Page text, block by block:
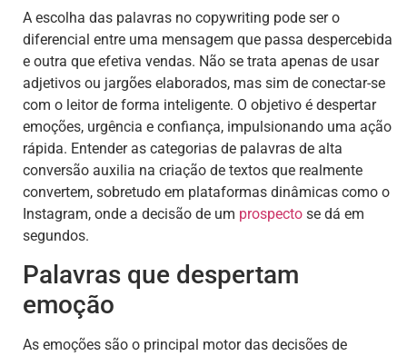
A escolha das palavras no copywriting pode ser o
diferencial entre uma mensagem que passa despercebida
e outra que efetiva vendas. Não se trata apenas de usar
adjetivos ou jargões elaborados, mas sim de conectar-se
com o leitor de forma inteligente. O objetivo é despertar
emoções, urgência e confiança, impulsionando uma ação
rápida. Entender as categorias de palavras de alta
conversão auxilia na criação de textos que realmente
convertem, sobretudo em plataformas dinâmicas como o
Instagram, onde a decisão de um prospecto se dá em
segundos.
Palavras que despertam
emoção
As emoções são o principal motor das decisões de